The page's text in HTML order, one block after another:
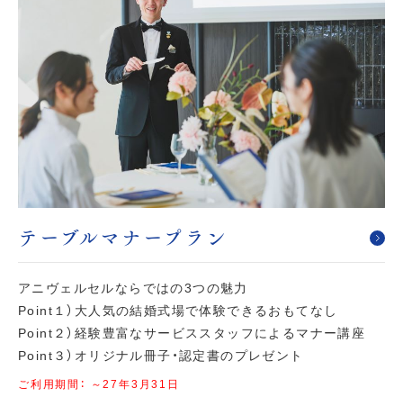
テーブルマナープラン
アニヴェルセルならではの3つの魅力
Point１）大人気の結婚式場で体験できるおもてなし
Point２）経験豊富なサービススタッフによるマナー講座
Point３）オリジナル冊子・認定書のプレゼント
ご利用期間： ～27年3月31日